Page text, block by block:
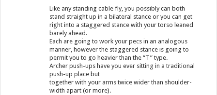
Like any standing cable fly, you possibly can both
stand straight up in a bilateral stance or you can get
right into a staggered stance with your torso leaned
barely ahead.
Each are going to work your pecs in an analogous
manner, however the staggered stance is going to
permit you to go heavier than the “T” type.
Archer push-ups have you ever sitting in a traditional
push-up place but
together with your arms twice wider than shoulder-
width apart (or more).